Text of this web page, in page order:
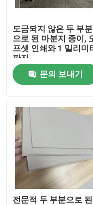
공장 여행
품질 관리
연락주세요
인용문을 요구하세요
골판지 종이 선물 상
판지 튜브 선물 상자
도금되지 않은 두 부분
으로 된 마분지 종이,
프셋 인쇄와 1 밀리미
판지
문의 보내기
전문적 두 부분으로 된